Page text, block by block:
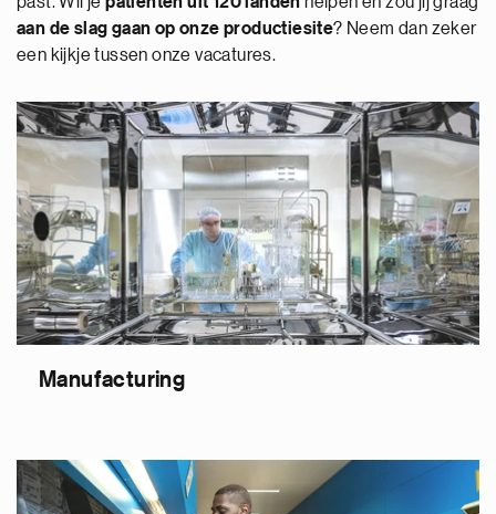
aan de slag gaan op onze productiesite? Neem dan zeker
een kijkje tussen onze vacatures.
Manufacturing